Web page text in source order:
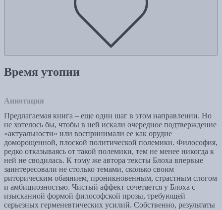
Время утопии
Аннотация
Предлагаемая книга – еще один шаг в этом направлении. Но
не хотелось бы, чтобы в ней искали очередное подтверждение
«актуальности» или воспринимали ее как орудие
доморощенной, плоской политической полемики. Философия,
редко отказываясь от такой полемики, тем не менее никогда к
ней не сводилась. К тому же автора тексты Блоха впервые
заинтересовали не столько темами, сколько своим
риторическим обаянием, проникновенным, страстным слогом
и амбициозностью. Чистый аффект сочетается у Блоха с
изысканной формой философской прозы, требующей
серьезных герменевтических усилий. Собственно, результаты